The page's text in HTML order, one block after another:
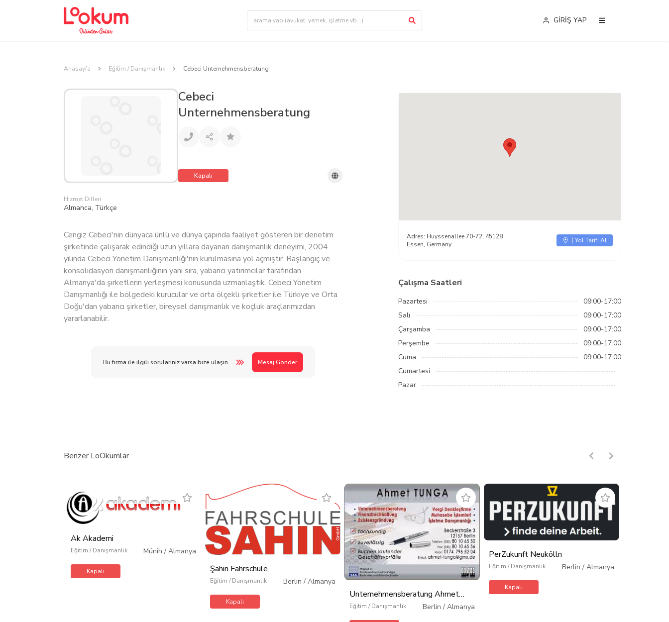
GİRİŞ YAP
Anasayfa Eğitim / Danışmanlık Cebeci Unternehmensberatung
Cebeci
Unternehmensberatung
Kapalı
Hizmet Dilleri
Almanca, Türkçe
Cengiz Cebeci'nin dünyaca ünlü ve dünya çapında faaliyet gösteren bir denetim
şirketinde çalışarak edindiği uzun yıllara dayanan danışmanlık deneyimi, 2004
yılında Cebeci Yönetim Danışmanlığı'nın kurulmasına yol açmıştır. Başlangıç ​​ve
konsolidasyon danışmanlığının yanı sıra, yabancı yatırımcılar tarafından
Almanya'da şirketlerin yerleşmesi konusunda uzmanlaştık. Cebeci Yönetim
Danışmanlığı ile bölgedeki kurucular ve orta ölçekli şirketler ile Türkiye ve Orta
Doğu'dan yabancı şirketler, bireysel danışmanlık ve koçluk araçlarımızdan
yararlanabilir.
Bu firma ile ilgili sorularınız varsa bize ulaşın Mesaj Gönder
Adres: Huyssenallee 70-72, 45128
Essen, Germany
Yol Tarifi Al
Çalışma Saatleri
Pazartesi
09:00-17:00
Salı
09:00-17:00
Çarşamba
09:00-17:00
Perşembe
09:00-17:00
Cuma
09:00-17:00
Cumartesi
Pazar
Benzer LoOkumlar
Ak Akademi
Eğitim / Danışmanlık Münih / Almanya
Kapalı Şahin Fahrschule
Eğitim / Danışmanlık Berlin / Almanya
Kapalı
Unternehmensberatung Ahmet
Tunga
Eğitim / Danışmanlık Berlin / Almanya
PerZukunft Neukölln
Eğitim / Danışmanlık Berlin / Almanya
Kapalı